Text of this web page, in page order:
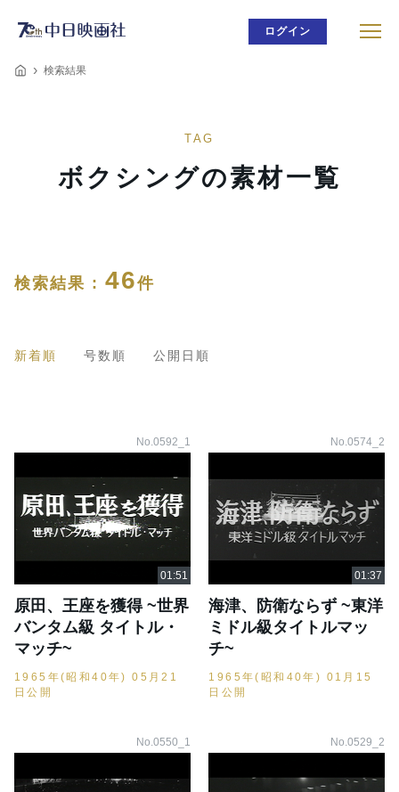
ログイン
検索結果
TAG
ボクシングの素材一覧
検索結果 : 46件
新着順 号数順 公開日順
No.0592_1
原田、王座を獲得 ~世界
バンタム級 タイトル・
マッチ~
1965年(昭和40年) 05月21
日公開
No.0574_2
海津、防衛ならず ~東洋
ミドル級タイトルマッ
チ~
1965年(昭和40年) 01月15
日公開
No.0550_1 No.0529_2